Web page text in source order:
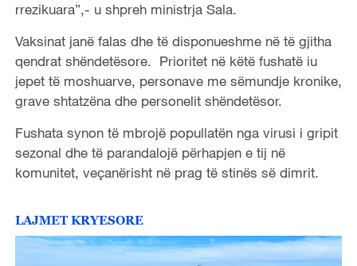
rrezikuara”,- u shpreh ministrja Sala.
Vaksinat janë falas dhe të disponueshme në të gjitha
qendrat shëndetësore. Prioritet në këtë fushatë iu
jepet të moshuarve, personave me sëmundje kronike,
grave shtatzëna dhe personelit shëndetësor.
Fushata synon të mbrojë popullatën nga virusi i gripit
sezonal dhe të parandalojë përhapjen e tij në
komunitet, veçanërisht në prag të stinës së dimrit.
LAJMET KRYESORE